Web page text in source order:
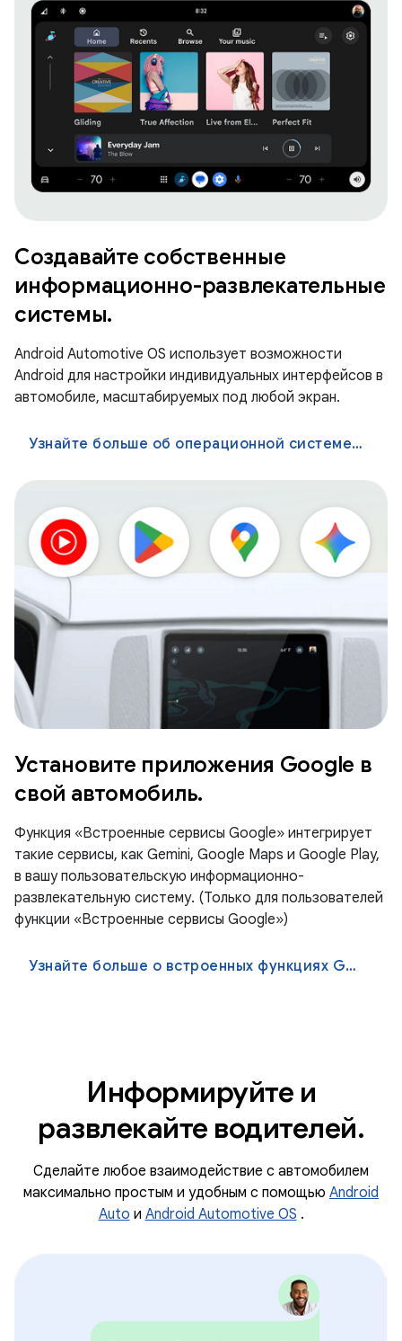
Создавайте собственные
информационно-развлекательные
системы.
Android Automotive OS использует возможности
Android для настройки индивидуальных интерфейсов в
автомобиле, масштабируемых под любой экран.
Узнайте больше об операционной системе Android Automotive OS.
Установите приложения Google в
свой автомобиль.
Функция «Встроенные сервисы Google» интегрирует
такие сервисы, как Gemini, Google Maps и Google Play,
в вашу пользовательскую информационно-
развлекательную систему. (Только для пользователей
функции «Встроенные сервисы Google»)
Узнайте больше о встроенных функциях Google.
Информируйте и
развлекайте водителей.
Сделайте любое взаимодействие с автомобилем
максимально простым и удобным с помощью Android
Auto и Android Automotive OS .